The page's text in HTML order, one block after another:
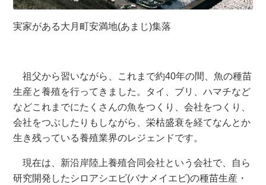
実家がある大月町安満地(あまじ)集落
祖父から習いながら、これまで約40年の間、魚の種苗
生産と養殖を行ってきました。タイ、ブリ、ハマチなど
などこれまでにたくさんの魚をつくり、会社をつくり、
会社をつぶしたりもしながら、栄枯盛衰を経てなんとか
生き残っている養殖業界のレジェンドです。
現在は、新沿岸陸上養殖合同会社という会社で、自ら
研究開発したシロアシエビ(バナメイエビ)の種苗生産・